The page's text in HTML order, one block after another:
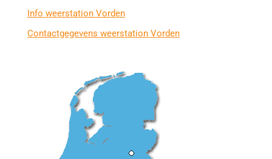
Info weerstation Vorden
Contactgegevens weerstation Vorden